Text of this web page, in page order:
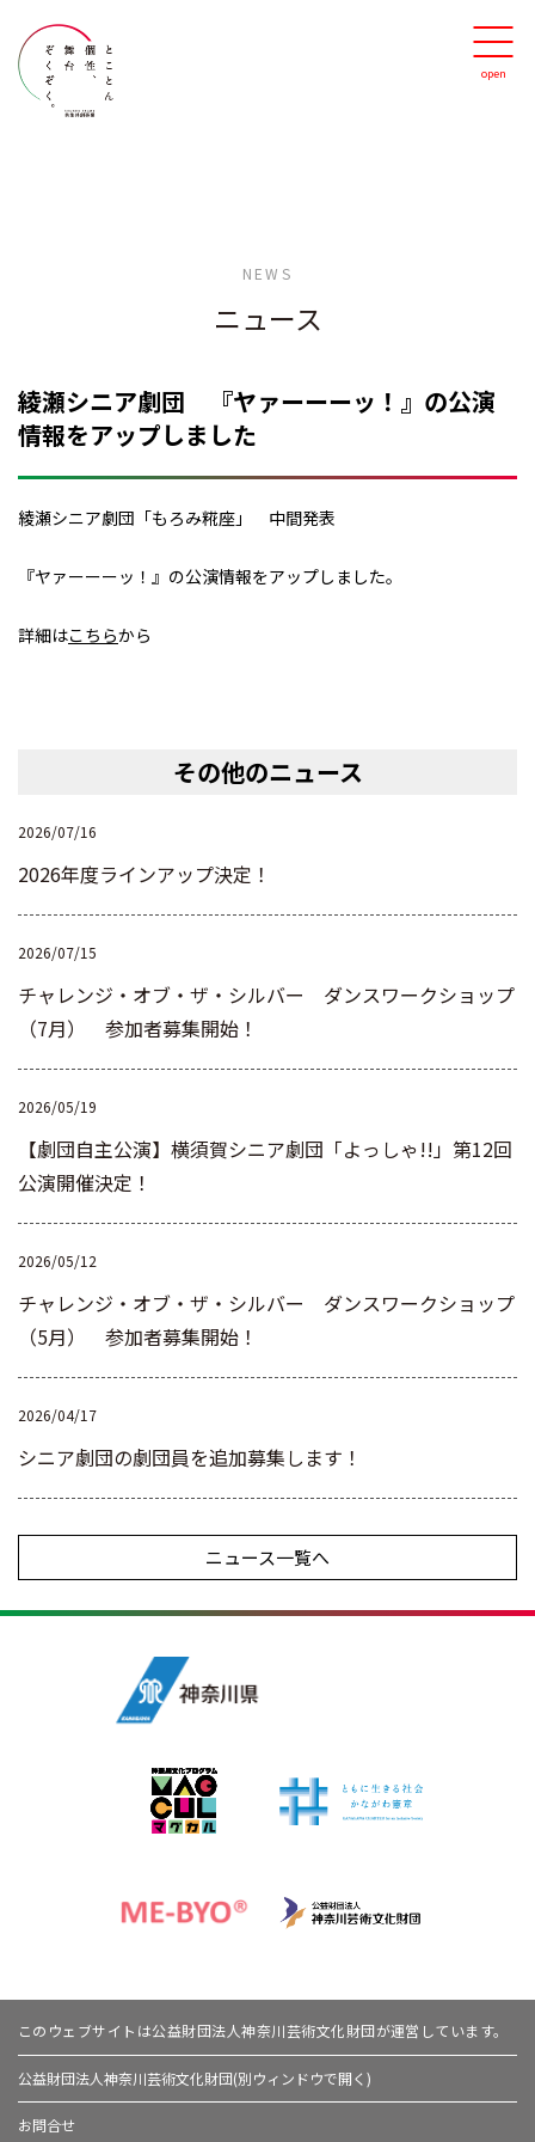
NEWS
ニュース
綾瀬シニア劇団 『ヤァーーーッ！』の公演
情報をアップしました
綾瀬シニア劇団「もろみ糀座」 中間発表
『ヤァーーーッ！』の公演情報をアップしました。
詳細はこちらから
その他のニュース
2026/07/16
2026年度ラインアップ決定！
2026/07/15
チャレンジ・オブ・ザ・シルバー ダンスワークショップ
（7月） 参加者募集開始！
2026/05/19
【劇団自主公演】横須賀シニア劇団「よっしゃ!!」第12回
公演開催決定！
2026/05/12
チャレンジ・オブ・ザ・シルバー ダンスワークショップ
（5月） 参加者募集開始！
2026/04/17
シニア劇団の劇団員を追加募集します！
ニュース一覧へ
このウェブサイトは公益財団法人神奈川芸術文化財団が運営しています。
公益財団法人神奈川芸術文化財団(別ウィンドウで開く)
お問合せ